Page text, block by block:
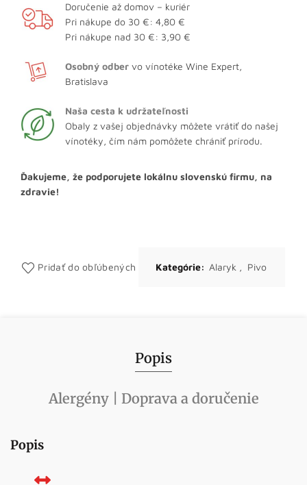
Doručenie až domov – kuriér
Pri nákupe do 30 €: 4,80 €
Pri nákupe nad 30 €: 3,90 €
Osobný odber vo vínotéke Wine Expert,
Bratislava
Naša cesta k udržateľnosti
Obaly z vašej objednávky môžete vrátiť do našej
vínotéky, čím nám pomôžete chrániť prírodu.
Ďakujeme, že podporujete lokálnu slovenskú firmu, na
zdravie!
Pridať do obľúbených Kategórie: Alaryk , Pivo
Popis
Alergény | Doprava a doručenie
Popis